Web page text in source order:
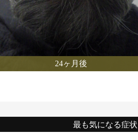
24ヶ月後
最も気になる症状